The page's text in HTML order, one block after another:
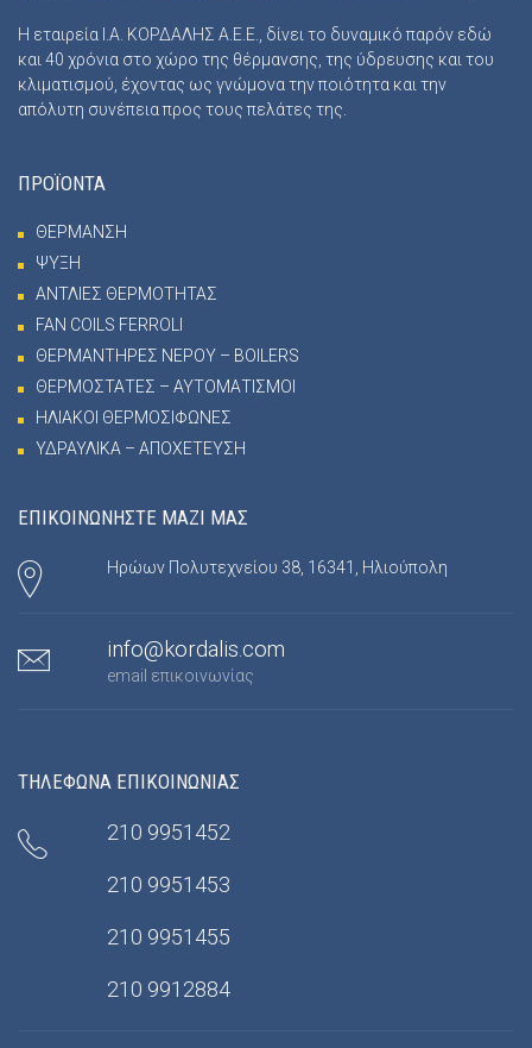
Η εταιρεία Ι.Α. ΚΟΡΔΑΛΗΣ Α.Ε.Ε., δίνει το δυναμικό παρόν εδώ
και 40 χρόνια στο χώρο της θέρμανσης, της ύδρευσης και του
κλιματισμού, έχοντας ως γνώμονα την ποιότητα και την
απόλυτη συνέπεια προς τους πελάτες της.
ΠΡΟΪΟΝΤΑ
ΘΕΡΜΑΝΣΗ
ΨΥΞΗ
ΑΝΤΛΙΕΣ ΘΕΡΜΟΤΗΤΑΣ
FAN COILS FERROLI
ΘΕΡΜΑΝΤΗΡΕΣ ΝΕΡΟΥ – BOILERS
ΘΕΡΜΟΣΤΑΤΕΣ – ΑΥΤΟΜΑΤΙΣΜΟΙ
ΗΛΙΑΚΟΙ ΘΕΡΜΟΣΙΦΩΝΕΣ
ΥΔΡΑΥΛΙΚΑ – ΑΠΟΧΕΤΕΥΣΗ
ΕΠΙΚΟΙΝΩΝΗΣΤΕ ΜΑΖΙ ΜΑΣ
Ηρώων Πολυτεχνείου 38, 16341, Ηλιούπολη
info@kordalis.com
email επικοινωνίας
ΤΗΛΕΦΩΝΑ ΕΠΙΚΟΙΝΩΝΙΑΣ
210 9951452
210 9951453
210 9951455
210 9912884